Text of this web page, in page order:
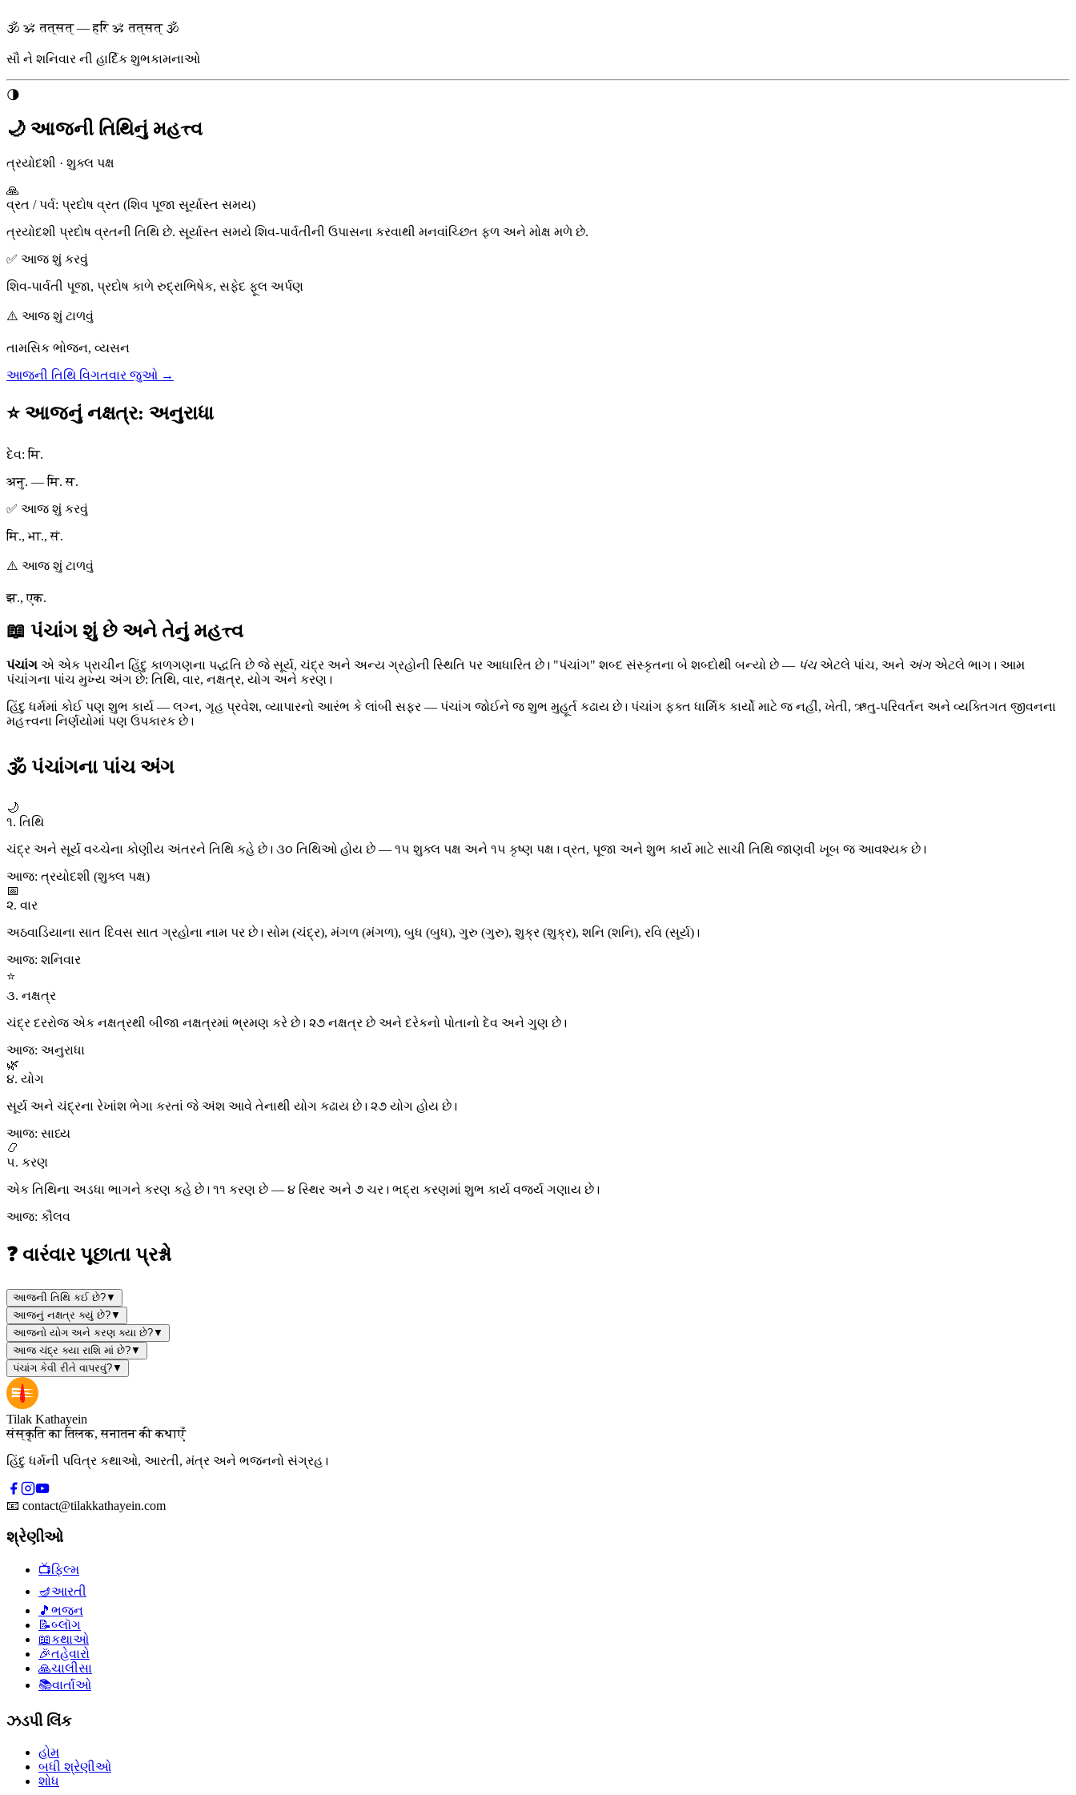
🕉 ॐ तत्सत् — हरि ॐ तत्सत् 🕉
સૌ ને શનિવાર ની હાર્દિક શુભકામનાઓ
🌗
🌙 આજની તિથિનું મહત્ત્વ
ત્રયોદશી · શુક્લ પક્ષ
🙏
વ્રત / પર્વ: પ્રદોષ વ્રત (શિવ પૂજા સૂર્યાસ્ત સમય)
ત્રયોદશી પ્રદોષ વ્રતની તિથિ છે. સૂર્યાસ્ત સમયે શિવ-પાર્વતીની ઉપાસના કરવાથી મનવાંચ્છિત ફળ અને મોક્ષ મળે છે.
✅ આજ શું કરવું
શિવ-પાર્વતી પૂજા, પ્રદોષ કાળે રુદ્રાભિષેક, સફેદ ફૂલ અર્પણ
⚠️ આજ શું ટાળવું
તામસિક ભોજન, વ્યસન
આજની તિથિ વિગતવાર જુઓ →
⭐ આજનું નક્ષત્ર: અનુરાધા
દેવ:मि.
अनु. — मि. स.
✅ આજ શું કરવું
मि., भा., सं.
⚠️ આજ શું ટાળવું
झ., एक.
📖 પંચાંગ શું છે અને તેનું મહત્ત્વ
પંચાંગ એ એક પ્રાચીન હિંદુ કાળગણના પદ્ધતિ છે જે સૂર્ય, ચંદ્ર અને અન્ય ગ્રહોની સ્થિતિ પર આધારિત છે। "પંચાંગ" શબ્દ સંસ્કૃતના બે શબ્દોથી બન્યો છે — પંચએટલે પાંચ, અને અંગએટલે ભાગ। આમ
પંચાંગના પાંચ મુખ્ય અંગ છે: તિથિ, વાર, નક્ષત્ર, યોગ અને કરણ।
હિંદુ ધર્મમાં કોઈ પણ શુભ કાર્ય — લગ્ન, ગૃહ પ્રવેશ, વ્યાપારનો આરંભ કે લાંબી સફર — પંચાંગ જોઈને જ શુભ મુહૂર્ત કઢાય છે। પંચાંગ ફક્ત ધાર્મિક કાર્યો માટે જ નહીં, ખેતી, ઋતુ-પરિવર્તન અને વ્યક્તિગત જીવનના
મહત્ત્વના નિર્ણયોમાં પણ ઉપકારક છે।
🕉 પંચાંગના પાંચ અંગ
🌙
૧. તિથિ
ચંદ્ર અને સૂર્ય વચ્ચેના કોણીય અંતરને તિથિ કહે છે। ૩૦ તિથિઓ હોય છે — ૧૫ શુક્લ પક્ષ અને ૧૫ કૃષ્ણ પક્ષ। વ્રત, પૂજા અને શુભ કાર્ય માટે સાચી તિથિ જાણવી ખૂબ જ આવશ્યક છે।
આજ: ત્રયોદશી (શુક્લ પક્ષ)
📅
૨. વાર
અઠવાડિયાના સાત દિવસ સાત ગ્રહોના નામ પર છે। સોમ (ચંદ્ર), મંગળ (મંગળ), બુધ (બુધ), ગુરુ (ગુરુ), શુક્ર (શુક્ર), શનિ (શનિ), રવિ (સૂર્ય)।
આજ: શનિવાર
⭐
૩. નક્ષત્ર
ચંદ્ર દરરોજ એક નક્ષત્રથી બીજા નક્ષત્રમાં ભ્રમણ કરે છે। ૨૭ નક્ષત્ર છે અને દરેકનો પોતાનો દેવ અને ગુણ છે।
આજ: અનુરાધા
🌿
૪. યોગ
સૂર્ય અને ચંદ્રના રેખાંશ ભેગા કરતાં જે અંશ આવે તેનાથી યોગ કઢાય છે। ૨૭ યોગ હોય છે।
આજ: સાધ્ય
📿
૫. કરણ
એક તિથિના અડધા ભાગને કરણ કહે છે। ૧૧ કરણ છે — ૪ સ્થિર અને ૭ ચર। ભદ્રા કરણમાં શુભ કાર્ય વર્જ્ય ગણાય છે।
આજ: કૌલવ
❓ વારંવાર પૂછાતા પ્રશ્નો
આજની તિથિ કઈ છે?▼
આજનું નક્ષત્ર ક્યું છે?▼
આજનો યોગ અને કરણ ક્યા છે?▼
આજ ચંદ્ર ક્યા રાશિ માં છે?▼
પંચાંગ કેવી રીતે વાપરવું?▼
Tilak Kathayein
संस्कृति का तिलक, सनातन की कथाएँ
હિંદુ ધર્મની પવિત્ર કથાઓ, આરતી, મંત્ર અને ભજનનો સંગ્રહ।
📧 contact@tilakkathayein.com
શ્રેણીઓ
📺ફિલ્મ
🪔આરતી
🎵 ભજન
📝બ્લૉગ
📖કથાઓ
🎉તહેવારો
🙏ચાલીસા
📚વાર્તાઓ
ઝડપી લિંક
હોમ
બધી શ્રેણીઓ
શોધ